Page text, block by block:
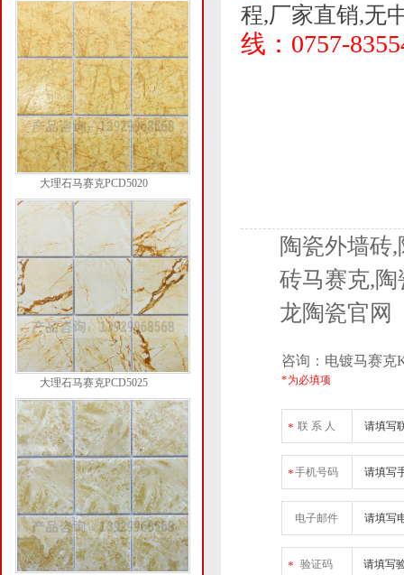
大理石马赛克PCD5020
大理石马赛克PCD5025
程,厂家直销,无
线： 0757-
陶瓷外墙砖
砖马赛克,
龙陶瓷官网
咨询：电镀马赛克
* 为必填项
* 联 系 人
*手机号码
电子邮件
* 验证码